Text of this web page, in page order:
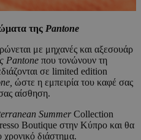
της Pantone
με μηχανές και αξεσουάρ
Pantone που τονώνουν τη
σε limited edition
ώστε η εμπειρία του καφέ σας
αίσθηση.
SummerCollection
Boutique στην Κύπρο και θα
χρονικό διάστημα.